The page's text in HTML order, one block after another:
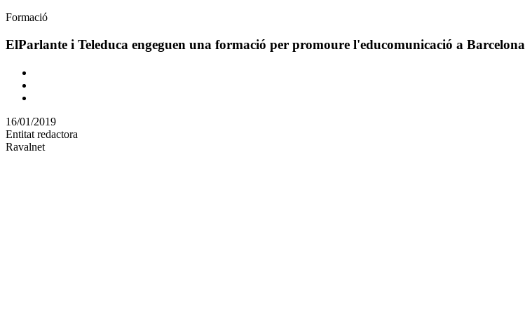
Àmbit
la
Formació
ElParlante i Teleduca engeguen una formació per promoure l'educomunicació a Barcelona
Comparteix
altres
xarxes
socials
16/01/2019
Entitat redactora
Ravalnet